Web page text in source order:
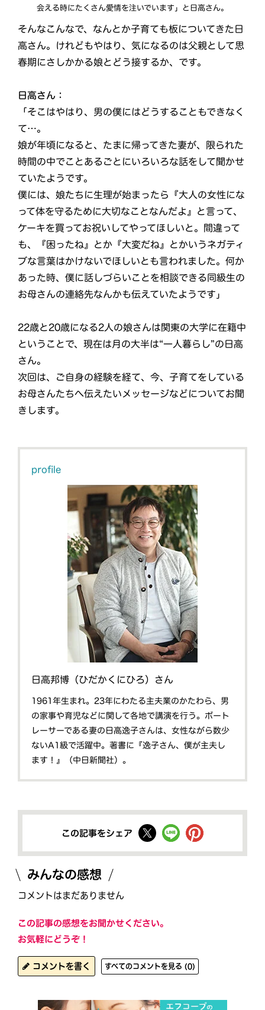
会える時にたくさん愛情を注いでいます」と日高さん。
そんなこんなで、なんとか子育ても板についてきた日
高さん。けれどもやはり、気になるのは父親として思
春期にさしかかる娘とどう接するか、です。
日高さん：
「そこはやはり、男の僕にはどうすることもできなく
て…。
娘が年頃になると、たまに帰ってきた妻が、限られた
時間の中でことあるごとにいろいろな話をして聞かせ
ていたようです。
僕には、娘たちに生理が始まったら『大人の女性にな
って体を守るために大切なことなんだよ』と言って、
ケーキを買ってお祝いしてやってほしいと。間違って
も、『困ったね』とか『大変だね』とかいうネガティ
ブな言葉はかけないでほしいとも言われました。何か
あった時、僕に話しづらいことを相談できる同級生の
お母さんの連絡先なんかも伝えていたようです」
22歳と20歳になる2人の娘さんは関東の大学に在籍中
ということで、現在は月の大半は“一人暮らし”の日高
さん。
次回は、ご自身の経験を経て、今、子育てをしている
お母さんたちへ伝えたいメッセージなどについてお聞
きします。
profile
日高邦博（ひだかくにひろ）さん
1961年生まれ。23年にわたる主夫業のかたわら、男
の家事や育児などに関して各地で講演を行う。ボート
レーサーである妻の日高逸子さんは、女性ながら数少
ないA1級で活躍中。著書に『逸子さん、僕が主夫し
ます！』（中日新聞社）。
この記事をシェア
みんなの感想
コメントはまだありません
この記事の感想をお聞かせください。
お気軽にどうぞ！
コメントを書く すべてのコメントを見る (0)